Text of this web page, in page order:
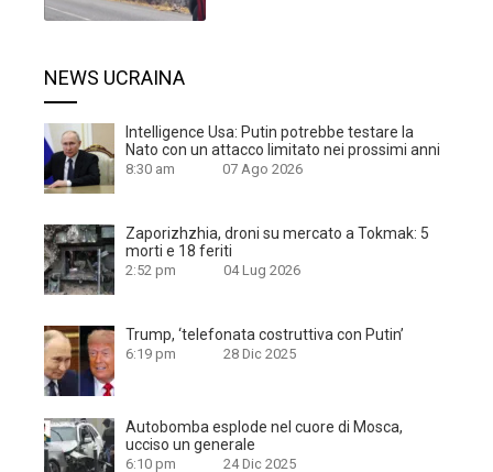
NEWS UCRAINA
Intelligence Usa: Putin potrebbe testare la
Nato con un attacco limitato nei prossimi anni
8:30 am 07 Ago 2026
Zaporizhzhia, droni su mercato a Tokmak: 5
morti e 18 feriti
2:52 pm 04 Lug 2026
Trump, ‘telefonata costruttiva con Putin’
6:19 pm 28 Dic 2025
Autobomba esplode nel cuore di Mosca,
ucciso un generale
6:10 pm 24 Dic 2025